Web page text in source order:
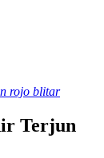
rojo blitar
Terjun